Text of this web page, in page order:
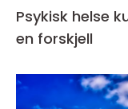
Psykisk helse kurs hvorfor
en forskjell